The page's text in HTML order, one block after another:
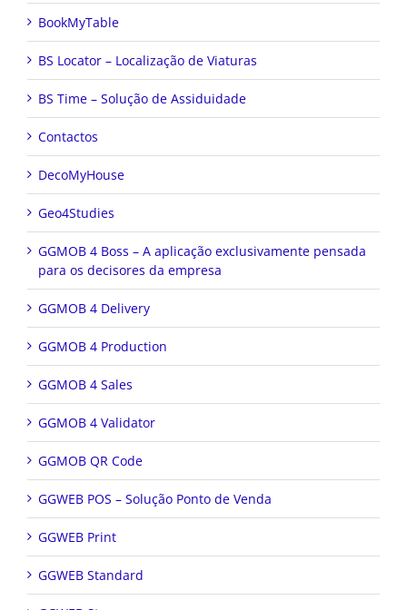
BookMyTable
BS Locator – Localização de Viaturas
BS Time – Solução de Assiduidade
Contactos
DecoMyHouse
Geo4Studies
GGMOB 4 Boss – A aplicação exclusivamente pensada
para os decisores da empresa
GGMOB 4 Delivery
GGMOB 4 Production
GGMOB 4 Sales
GGMOB 4 Validator
GGMOB QR Code
GGWEB POS – Solução Ponto de Venda
GGWEB Print
GGWEB Standard